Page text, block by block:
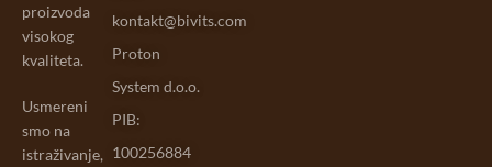
proizvoda
visokog
kvaliteta.
Usmereni
smo na
istraživanje,
kontakt@bivits.com
Proton
System d.o.o.
PIB:
100256884